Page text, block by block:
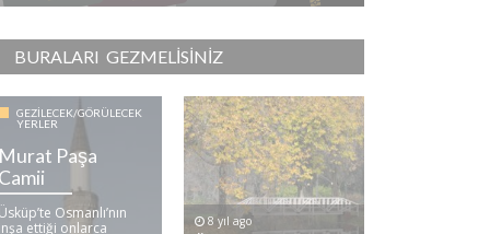
BURALARI GEZMELISINIZ
GEZILECEK/GÖRÜLECEK
YERLER
Murat Paşa
Camii
Üsküp’te Osmanlı’nın
inşa ettiği onlarca
8 yıl ago